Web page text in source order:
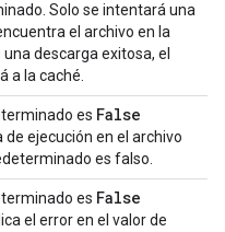
Solo se intentará una
el archivo en la
descarga exitosa, el
a la caché.
es False
de ejecución en el archivo
es falso.
es False
el error en el valor de